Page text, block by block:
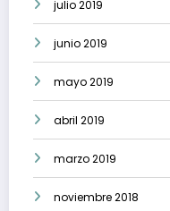
julio 2019
junio 2019
mayo 2019
abril 2019
marzo 2019
noviembre 2018